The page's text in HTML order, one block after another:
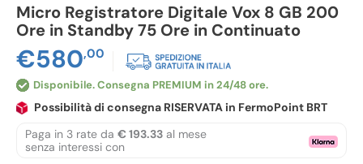
Micro Registratore Digitale Vox 8 GB 200
Ore in Standby 75 Ore in Continuato
€580,00
Disponibile
Possibilità di consegna RISERVATA in FermoPoint BRT
Paga in 3 rate da € 193.33 al mese
senza interessi con